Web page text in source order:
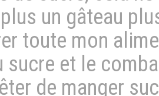
un gâteau
toute mon
et le
de manger